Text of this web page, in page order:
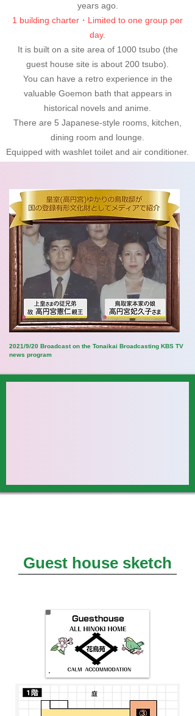
years ago.
1 building charter・ Limited to one group per
day.
It is built on a site area of 1000 tsubo (the
guest house site is about 200 tsubo).
You can have a retro experience in the
valuable Goemon bath that appears in
historical novels and anime.
There are 5 Japanese-style rooms, kitchen,
dining room and lounge.
Equipped with washlet toilet and air conditioner.
2021/9/20 Broadcast on the Tonaikai Broadcasting KBS TV
news program
Guest house sketch